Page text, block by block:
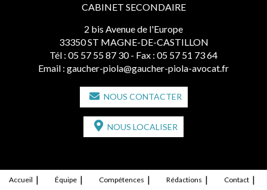
CABINET SECONDAIRE
2 bis Avenue de l'Europe
33350 ST MAGNE-DE-CASTILLON
Tél : 05 57 55 87 30 - Fax : 05 57 51 73 64
Email : gaucher-piola@gaucher-piola-avocat.fr
NOUS CONTACTER
NOUS LOCALISER
Accueil Équipe Compétences Rédactions
Contact